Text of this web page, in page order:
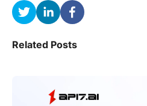
Related Posts